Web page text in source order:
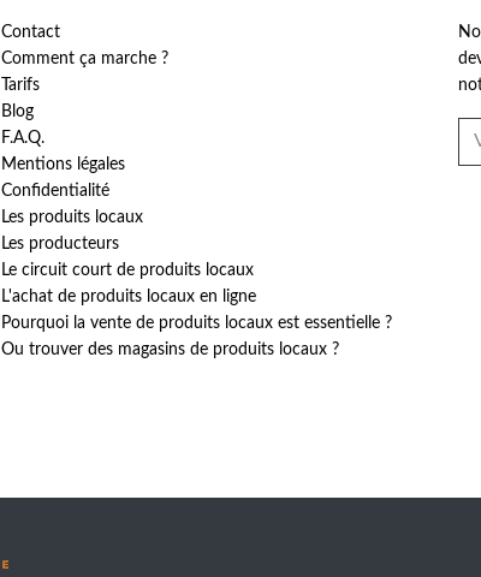
Contact
Comment ça marche ?
Tarifs
Blog
F.A.Q.
Mentions légales
Confidentialité
Les produits locaux
Les producteurs
Le circuit court de produits locaux
L'achat de produits locaux en ligne
Pourquoi la vente de produits locaux est essentielle ?
Ou trouver des magasins de produits locaux ?